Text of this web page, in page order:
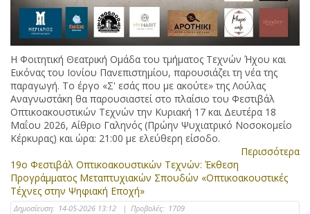
Η Φοιτητική Θεατρική Ομάδα του τμήματος Τεχνών Ήχου και
Εικόνας του Ιονίου Πανεπιστημίου, παρουσιάζει τη νέα της
παραγωγή. Το έργο «Σ' εσάς που με ακούτε» της Λούλας
Αναγνωστάκη θα παρουσιαστεί στο πλαίσιο του Φεστιβάλ
Οπτικοακουστικών Τεχνών την Κυριακή 17 και Δευτέρα 18
Μαΐου 2026, Αίθριο Γαληνός (Πρώην Ψυχιατρικό Νοσοκομείο
Κέρκυρας) και ώρα: 21:00 με ελεύθερη είσοδο.
Περισσότερα
19ο Φεστιβάλ Οπτικοακουστικών Τεχνών: Έκθεση
Προγράμματος Μεταπτυχιακών Σπουδών «Οπτικοακουστικές
Τέχνες στην Ψηφιακή Εποχή»
Δημοσίευση: 14-05-2026 13:12 | Προβολές: 1709